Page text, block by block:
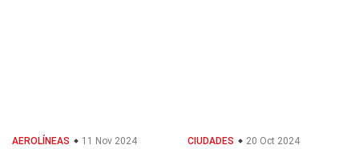
AEROLÍNEAS 11 Nov 2024 CIUDADES 20 Oct 2024